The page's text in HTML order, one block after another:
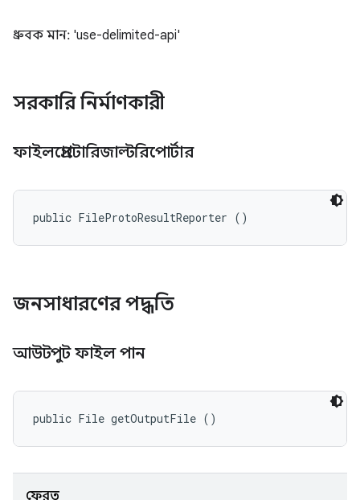
ধ্রুবক মান: 'use-delimited-api'
সরকারি নির্মাণকারী
ফাইলপ্রোটোরিজাল্টরিপোর্টার
public FileProtoResultReporter ()
জনসাধারণের পদ্ধতি
আউটপুট ফাইল পান
public File getOutputFile ()
ফেরত